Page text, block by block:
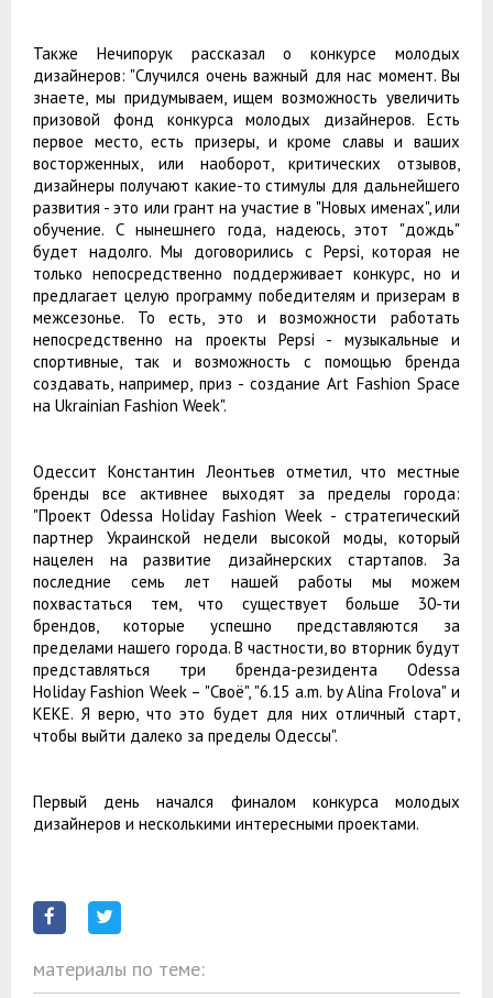
Также Нечипорук рассказал о конкурсе молодых
дизайнеров: "Случился очень важный для нас момент. Вы
знаете, мы придумываем, ищем возможность увеличить
призовой фонд конкурса молодых дизайнеров. Есть
первое место, есть призеры, и кроме славы и ваших
восторженных, или наоборот, критических отзывов,
дизайнеры получают какие-то стимулы для дальнейшего
развития - это или грант на участие в "Новых именах", или
обучение. С нынешнего года, надеюсь, этот "дождь"
будет надолго. Мы договорились с Pepsi, которая не
только непосредственно поддерживает конкурс, но и
предлагает целую программу победителям и призерам в
межсезонье. То есть, это и возможности работать
непосредственно на проекты Pepsi - музыкальные и
спортивные, так и возможность с помощью бренда
создавать, например, приз - создание Art Fashion Space
на Ukrainian Fashion Week".
Одессит Константин Леонтьев отметил, что местные
бренды все активнее выходят за пределы города:
"Проект Odessa Holiday Fashion Week - стратегический
партнер Украинской недели высокой моды, который
нацелен на развитие дизайнерских стартапов. За
последние семь лет нашей работы мы можем
похвастаться тем, что существует больше 30-ти
брендов, которые успешно представляются за
пределами нашего города. В частности, во вторник будут
представляться три бренда-резидента Odessa
Holiday Fashion Week – "Своё", "6.15 a.m. by Alina Frolova" и
KEКЕ. Я верю, что это будет для них отличный старт,
чтобы выйти далеко за пределы Одессы".
Первый день начался финалом конкурса молодых
дизайнеров и несколькими интересными проектами.
материалы по теме: